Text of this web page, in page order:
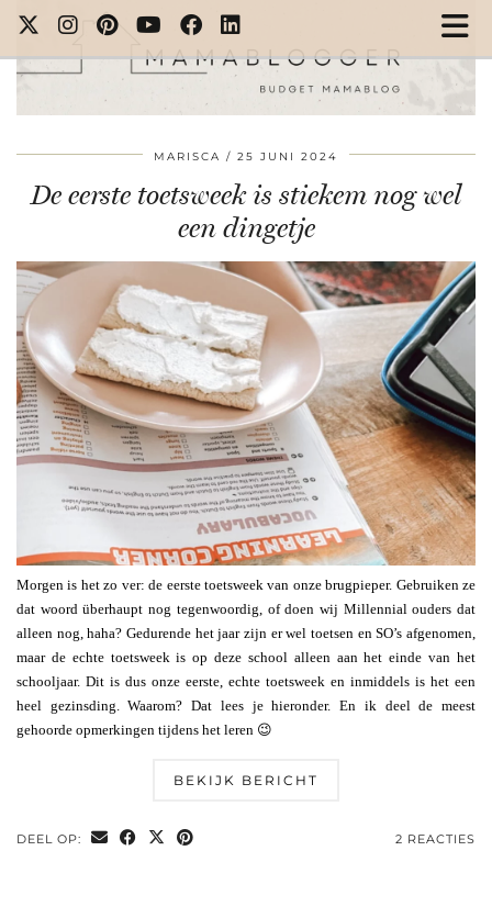
MARISCA 25 JUNI 2024
De eerste toetsweek is stiekem nog wel
een dingetje
Morgen is het zo ver: de eerste toetsweek van onze brugpieper. Gebruiken ze
dat woord überhaupt nog tegenwoordig, of doen wij Millennial ouders dat
alleen nog, haha? Gedurende het jaar zijn er wel toetsen en SO’s afgenomen,
maar de echte toetsweek is op deze school alleen aan het einde van het
schooljaar. Dit is dus onze eerste, echte toetsweek en inmiddels is het een
heel gezinsding. Waarom? Dat lees je hieronder. En ik deel de meest
gehoorde opmerkingen tijdens het leren 😉
BEKIJK BERICHT
DEEL OP: 2 REACTIES